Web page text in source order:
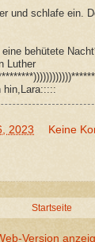
und schlafe ein.
behütete
Luther
hin,Lara:::::
2023 Keine
Startseite
Version